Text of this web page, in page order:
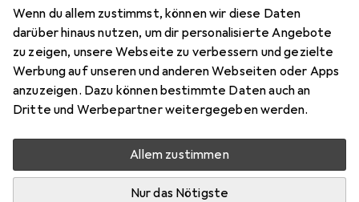
Wenn du allem zustimmst, können wir diese Daten
darüber hinaus nutzen, um dir personalisierte Angebote
zu zeigen, unsere Webseite zu verbessern und gezielte
Werbung auf unseren und anderen Webseiten oder Apps
anzuzeigen. Dazu können bestimmte Daten auch an
Dritte und Werbepartner weitergegeben werden.
Allem zustimmen
Nur das Nötigste
Preis in EUR inkl. MwSt.
Bewertungen Marke
Mehr von Kempa
Zwischen Mi, 12.8. und Do, 13.8. geliefert
Mehr als 10 Stück an Lager beim Drittanbieter
Lieferort angeben für genaue Lieferzeit